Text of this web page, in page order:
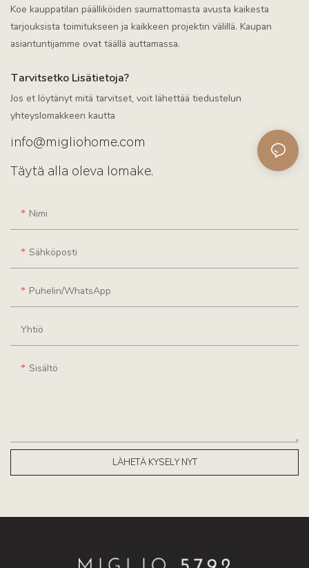
Koe kauppatilan päälliköiden saumattomasta avusta kaikesta
tarjouksista toimitukseen ja kaikkeen projektin välillä. Kaupan
asiantuntijamme ovat täällä auttamassa.
Tarvitsetko Lisätietoja?
Jos et löytänyt mitä tarvitset, voit lähettää tiedustelun
yhteyslomakkeen kautta
info@migliohome.com
Täytä alla oleva lomake.
Nimi
Sähköposti
Puhelin/WhatsApp
Yhtiö
Sisältö
LÄHETÄ KYSELY NYT